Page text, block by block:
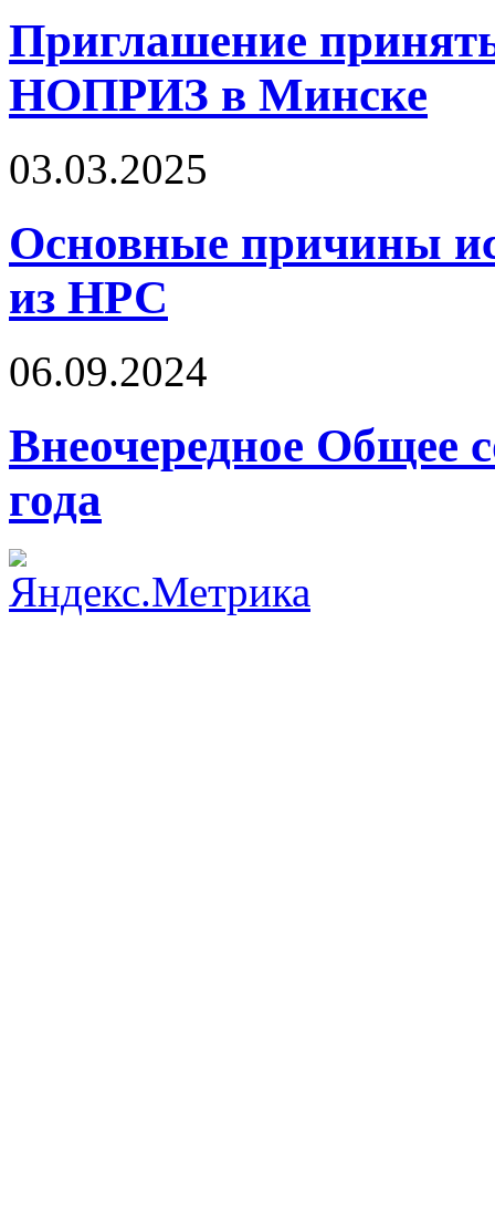
Приглашение
НОПРИЗ в Минске
03.03.2025
Основные причины
из НРС
06.09.2024
Внеочередное Общее
года